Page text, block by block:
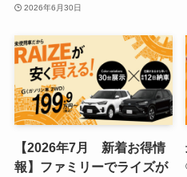
2026年6月30日
【2026年7月 新着お得情
報】ファミリーでライズが